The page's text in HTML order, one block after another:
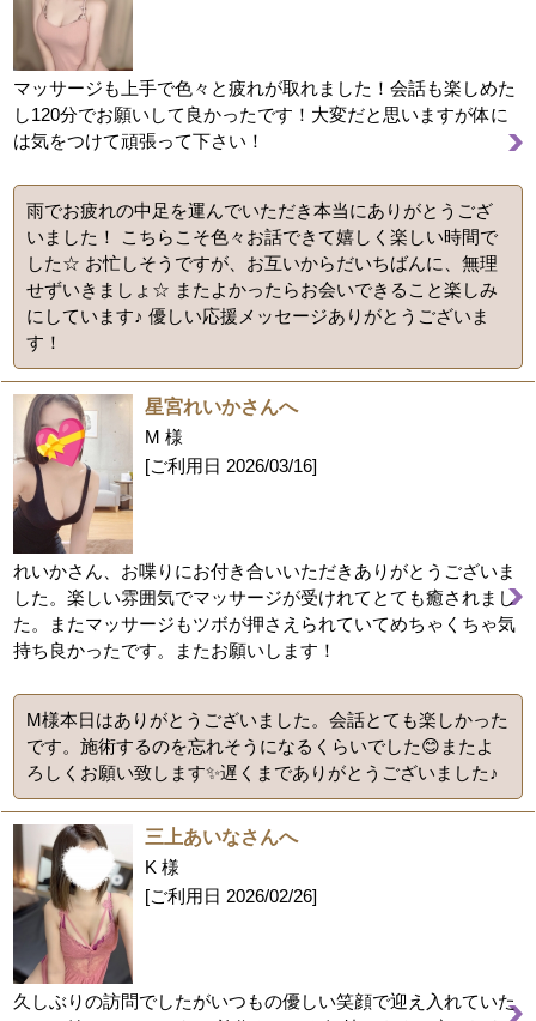
マッサージも上手で色々と疲れが取れました！会話も楽しめた
し120分でお願いして良かったです！大変だと思いますが体に
は気をつけて頑張って下さい！
雨でお疲れの中足を運んでいただき本当にありがとうござ
いました！ こちらこそ色々お話できて嬉しく楽しい時間で
した☆ お忙しそうですが、お互いからだいちばんに、無理
せずいきましょ☆ またよかったらお会いできること楽しみ
にしています♪ 優しい応援メッセージありがとうございま
す！
星宮れいかさんへ
M 様
[ご利用日 2026/03/16]
れいかさん、お喋りにお付き合いいただきありがとうございま
した。楽しい雰囲気でマッサージが受けれてとても癒されまし
た。またマッサージもツボが押さえられていてめちゃくちゃ気
持ち良かったです。またお願いします！
M様本日はありがとうございました。会話とても楽しかった
です。施術するのを忘れそうになるくらいでした😊またよ
ろしくお願い致します✨遅くまでありがとうございました♪
三上あいなさんへ
K 様
[ご利用日 2026/02/26]
久しぶりの訪問でしたがいつもの優しい笑顔で迎え入れていた